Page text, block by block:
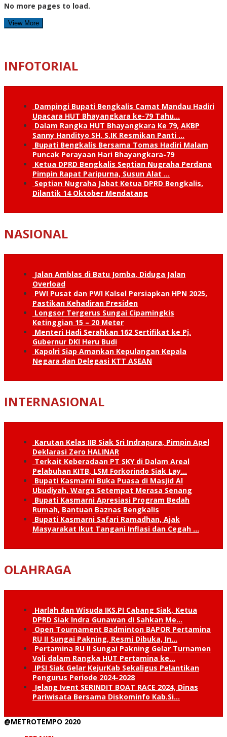
No more pages to load.
View More
INFOTORIAL
Dampingi Bupati Bengkalis Camat Mandau Hadiri
Upacara HUT Bhayangkara ke-79 Tahu…
Dalam Rangka HUT Bhayangkara Ke 79, AKBP
Sanny Handityo SH, S.IK Resmikan Panti …
Bupati Bengkalis Bersama Tomas Hadiri Malam
Puncak Perayaan Hari Bhayangkara-79
Ketua DPRD Bengkalis Septian Nugraha Perdana
Pimpin Rapat Paripurna, Susun Alat …
Septian Nugraha Jabat Ketua DPRD Bengkalis,
Dilantik 14 Oktober Mendatang
NASIONAL
Jalan Amblas di Batu Jomba, Diduga Jalan
Overload
PWI Pusat dan PWI Kalsel Persiapkan HPN 2025,
Pastikan Kehadiran Presiden
Longsor Tergerus Sungai Cipamingkis
Ketinggian 15 – 20 Meter
Menteri Hadi Serahkan 162 Sertifikat ke Pj.
Gubernur DKI Heru Budi
Kapolri Siap Amankan Kepulangan Kepala
Negara dan Delegasi KTT ASEAN
INTERNASIONAL
Karutan Kelas IIB Siak Sri Indrapura, Pimpin Apel
Deklarasi Zero HALINAR
Terkait Keberadaan PT SKY di Dalam Areal
Pelabuhan KITB, LSM Forkorindo Siak Lay…
Bupati Kasmarni Buka Puasa di Masjid Al
Ubudiyah, Warga Setempat Merasa Senang
Bupati Kasmarni Apresiasi Program Bedah
Rumah, Bantuan Baznas Bengkalis
Bupati Kasmarni Safari Ramadhan, Ajak
Masyarakat Ikut Tangani Inflasi dan Cegah …
OLAHRAGA
Harlah dan Wisuda IKS.PI Cabang Siak, Ketua
DPRD Siak Indra Gunawan di Sahkan Me…
Open Tournament Badminton BAPOR Pertamina
RU II Sungai Pakning, Resmi Dibuka, In…
Pertamina RU II Sungai Pakning Gelar Turnamen
Voli dalam Rangka HUT Pertamina ke…
IPSI Siak Gelar KejurKab Sekaligus Pelantikan
Pengurus Periode 2024-2028
Jelang Ivent SERINDIT BOAT RACE 2024, Dinas
Pariwisata Bersama Diskominfo Kab.Si…
@METROTEMPO 2020